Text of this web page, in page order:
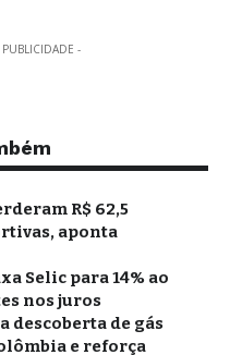
-
R$ 62,5
aponta
Selic para 14% ao
nos juros
descoberta de gás
e reforça